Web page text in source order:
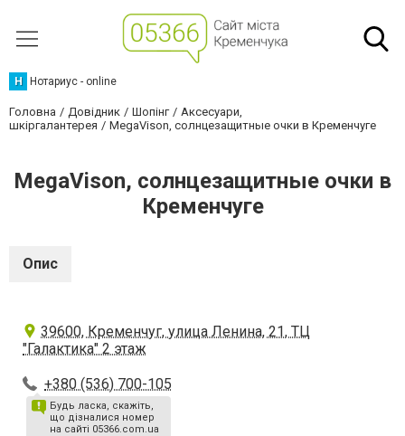
Н Нотариус - online
Головна Довідник Шопінг
Аксесуари,
шкіргалантерея
MegaVison, солнцезащитные очки в Кременчуге
MegaVison, солнцезащитные очки в
Кременчуге
Опис
39600, Кременчуг, улица Ленина, 21, ТЦ
"Галактика" 2 этаж
+380 (536) 700-105
Будь ласка, скажіть,
що дізналися номер
на сайті 05366.com.ua